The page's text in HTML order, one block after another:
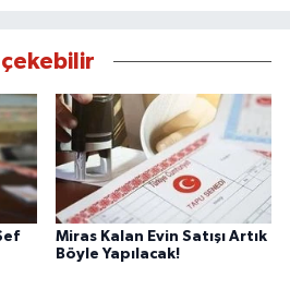
çekebilir
Miras Kalan Evin Satışı Artık
Böyle Yapılacak!